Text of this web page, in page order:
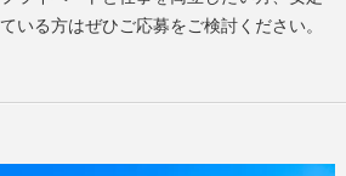
いる方はぜひご応募をご検討ください。